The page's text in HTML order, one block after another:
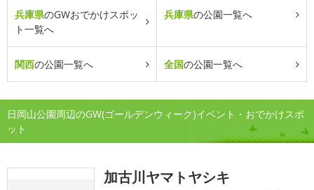
兵庫県のGWおでかけスポッ
ト一覧へ
兵庫県の公園一覧へ
関西の公園一覧へ 全国の公園一覧へ
日岡山公園周辺のGW(ゴールデンウィーク)イベント・おでかけスポ
ット
加古川ヤマトヤシキ